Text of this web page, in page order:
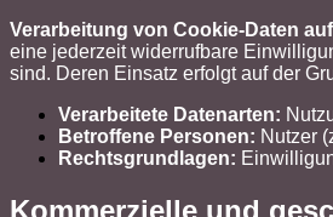
Verarbeitung von Cookie-Daten
eine jederzeit widerrufbare
sind. Deren Einsatz erfolgt auf der
Verarbeitete Datenarten:
Betroffene Personen: Nutzer
Rechtsgrundlagen:
Kommerzielle und